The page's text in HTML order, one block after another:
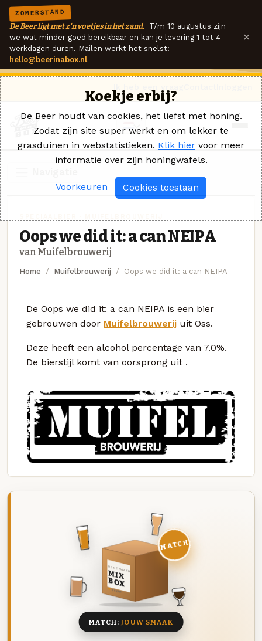
ZOMERSTAND
De Beer ligt met z'n voetjes in het zand. T/m 10 augustus zijn
we wat minder goed bereikbaar en kan je levering 1 tot 4
werkdagen duren. Mailen werkt het snelst:
hello@beerinabox.nl
×
Oops we did it: a can NEIPA
van Muifelbrouwerij
Home Muifelbrouwerij Oops we did it: a can NEIPA
De Oops we did it: a can NEIPA is een bier
gebrouwen door Muifelbrouwerij uit Oss.
Deze heeft een alcohol percentage van 7.0%.
De bierstijl komt van oorsprong uit .
DEZE MAAND
MIX
BOX
8 BIEREN
MATCH
MATCH:JOUW SMAAK
Koekje erbij?
De Beer houdt van cookies, het liefst met honing.
Zodat zijn site super werkt en om lekker te
grasduinen in webstatistieken. Klik hier voor meer
informatie over zijn honingwafels.
Voorkeuren Cookies toestaan